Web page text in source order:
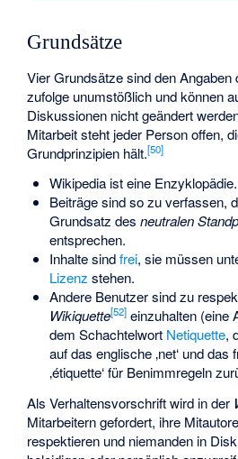
Grundsätze
Vier Grundsätze sind den Angaben
zufolge unumstößlich und können
Diskussionen nicht geändert
Mitarbeit steht jeder Person offen,
Grundprinzipien hält.[50]
Wikipedia ist eine Enzyklopädie.
Beiträge sind so zu verfassen,
Grundsatz des neutralen
entsprechen.
Inhalte sindfrei, sie müssen
Lizenz stehen.
Andere Benutzer sind zu
Wikiquette[52]einzuhalten (eine
dem Schachtelwort Netiquette,
auf das englische ‚net‘ und das
‚étiquette‘ für Benimmregeln
Als Verhaltensvorschrift wird in der
Mitarbeitern gefordert, ihre
respektieren und niemanden in